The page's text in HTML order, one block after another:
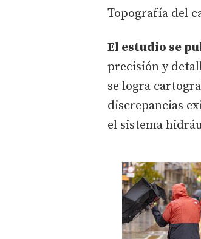
Topografía del
El estudio se
precisión y
se logra
discrepancias
el sistema